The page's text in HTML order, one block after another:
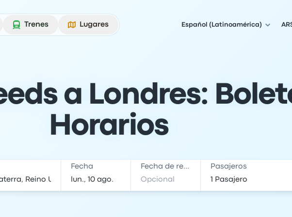
Trenes Lugares Español (Latinoamérica)
a Londres:
Horarios
Fecha Fecha de regreso Pasajeros